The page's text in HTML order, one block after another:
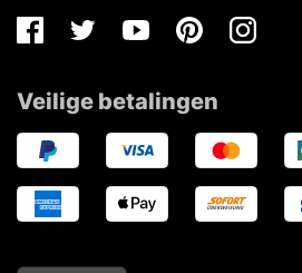
FacebookTwitterYoutubePinterestInstagram
Veilige betalingen